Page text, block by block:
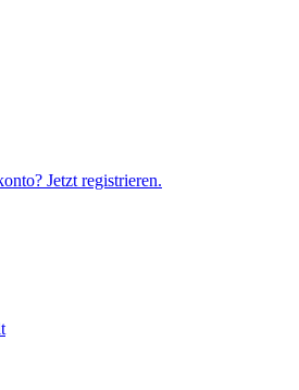
Jetzt registrieren.